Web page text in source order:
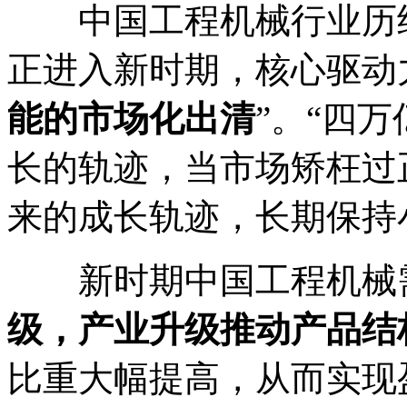
中国工程机械行业历
正进入新时期，核心驱动
能的市场化出清”。“四
长的轨迹，当市场矫枉
来的成长轨迹，长期保
新时期中国工程机械
级，产业升级推动产品结
比重大幅提高，从而实